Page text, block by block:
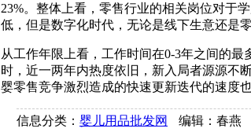
23%。整体上看，零售行业的相关岗位对于
低，但是数字化时代，无论是线下生意还是
从工作年限上看，工作时间在0-3年之间的
时，近一两年内热度依旧，新入局者源源不
婴零售竞争激烈造成的快速更新迭代的速度也
信息分类： 婴儿用品批发网
编辑：春燕